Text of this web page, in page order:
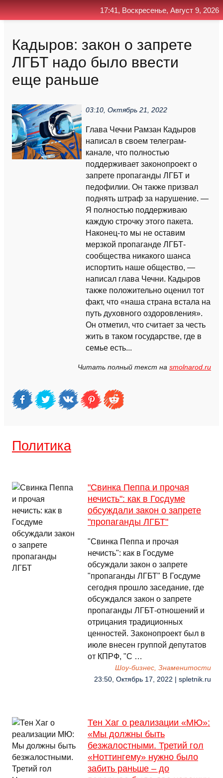
Кадыров: закон о запрете
ЛГБТ надо было ввести
еще раньше
03:10, Октябрь 21, 2022
Глава Чечни Рамзан Кадыров
написал в своем телеграм-
канале, что полностью
поддерживает законопроект о
запрете пропаганды ЛГБТ и
педофилии. Он также призвал
поднять штраф за нарушение. —
Я полностью поддерживаю
каждую строчку этого пакета.
Наконец-то мы не оставим
мерзкой пропаганде ЛГБТ-
сообщества никакого шанса
испортить наше общество, —
написал глава Чечни. Кадыров
также положительно оценил тот
факт, что «наша страна встала на
путь духовного оздоровления».
Он отметил, что считает за честь
жить в таком государстве, где в
семье есть...
Читать полный текст на smolnarod.ru
Политика
"Свинка Пеппа и прочая
нечисть": как в Госдуме
обсуждали закон о запрете
"пропаганды ЛГБТ"
"Свинка Пеппа и прочая
нечисть": как в Госдуме
обсуждали закон о запрете
"пропаганды ЛГБТ" В Госдуме
сегодня прошло заседание, где
обсуждался закон о запрете
пропаганды ЛГБТ-отношений и
отрицания традиционных
ценностей. Законопроект был в
июле внесен группой депутатов
от КПРФ, "С …
Шоу-бизнес, Знаменитости
23:50, Октябрь 17, 2022 | spletnik.ru
Тен Хаг о реализации «МЮ»:
«Мы должны быть
безжалостными. Третий гол
«Ноттингему» нужно было
забить раньше – до
17:41, Воскресенье, Август 9, 2026